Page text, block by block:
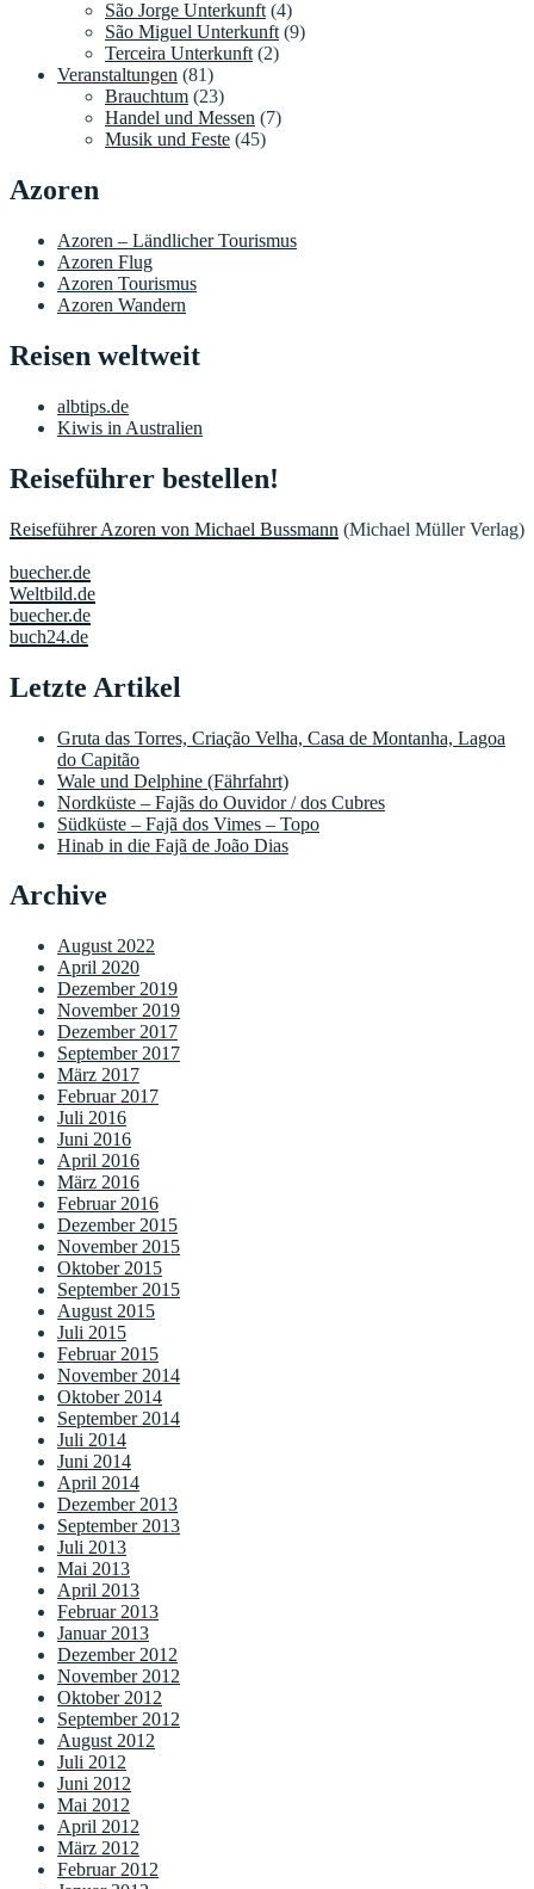
São Jorge Unterkunft (4)
São Miguel Unterkunft (9)
Terceira Unterkunft (2)
Veranstaltungen (81)
Brauchtum (23)
Handel und Messen (7)
Musik und Feste (45)
Azoren
Azoren – Ländlicher Tourismus
Azoren Flug
Azoren Tourismus
Azoren Wandern
Reisen weltweit
albtips.de
Kiwis in Australien
Reiseführer bestellen!
Reiseführer Azoren von Michael Bussmann (Michael Müller Verlag)
buecher.de
Weltbild.de
buecher.de
buch24.de
Letzte Artikel
Gruta das Torres, Criação Velha, Casa de Montanha, Lagoa
do Capitão
Wale und Delphine (Fährfahrt)
Nordküste – Fajãs do Ouvidor / dos Cubres
Südküste – Fajã dos Vimes – Topo
Hinab in die Fajã de João Dias
Archive
August 2022
April 2020
Dezember 2019
November 2019
Dezember 2017
September 2017
März 2017
Februar 2017
Juli 2016
Juni 2016
April 2016
März 2016
Februar 2016
Dezember 2015
November 2015
Oktober 2015
September 2015
August 2015
Juli 2015
Februar 2015
November 2014
Oktober 2014
September 2014
Juli 2014
Juni 2014
April 2014
Dezember 2013
September 2013
Juli 2013
Mai 2013
April 2013
Februar 2013
Januar 2013
Dezember 2012
November 2012
Oktober 2012
September 2012
August 2012
Juli 2012
Juni 2012
Mai 2012
April 2012
März 2012
Februar 2012